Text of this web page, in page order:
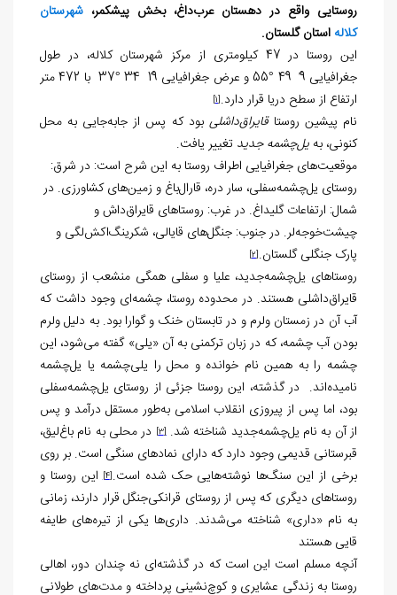
روستایی واقع در دهستان عرب‌داغ، بخش پیشکمر، شهرستان
کلاله استان گلستان.
این روستا در 47 کیلومتری از مرکز شهرستان کلاله، در طول
جغرافیایی 9ً 49َ
°
55 و عرض جغرافیایی 19ً 34َ °37 با 472 متر
ارتفاع از سطح دریا قرار دارد.[1]
نام پیشین روستاقایراق‌داشلی بود که پس از جابه‌جایی به محل
کنونی، به یل‌چشمه جدید تغییر یافت.
موقعیت‌های جغرافیایی اطراف روستا به این شرح است: در شرق:
روستای یل‌چشمه‌سفلی، سار دره، قارال‌باغ و زمین‌های کشاورزی. در
شمال: ارتفاعات گلیداغ. در غرب: روستاهای قایراق‌داش و
چیشت‌خوجه‌لر. در جنوب: جنگل‌های قایالی، شکرینگ‌اکش‌لگی و
پارک جنگلی گلستان.[2]
روستاهای یل‌چشمه‌جدید، علیا و سفلی همگی منشعب از روستای
قایراق‌داشلی هستند. در محدوده روستا، چشمه‌ای وجود داشت که
آب آن در زمستان ولرم و در تابستان خنک و گوارا بود. به دلیل ولرم
بودن آب چشمه، که در زبان ترکمنی به آن «یلی» گفته می‌شود، این
چشمه را به همین نام خوانده و محل را یلی‌چشمه یا یل‌چشمه
نامیده‌اند. در گذشته، این روستا جزئی از روستای یل‌چشمه‌سفلی
بود، اما پس از پیروزی انقلاب اسلامی به‌طور مستقل درآمد و پس
از آن به نام یل‌چشمه‌جدید شناخته شد.[3]
در محلی به نام باغ‌لیق،
قبرستانی قدیمی وجود دارد که دارای نمادهای سنگی است. بر روی
برخی از این سنگ‌ها نوشته‌هایی حک شده است.[4]
این روستا و
روستاهای دیگری که پس از روستای قرانکی‌جنگل قرار دارند، زمانی
به نام «داری» شناخته می‌شدند. داری‌ها یکی از تیره‌های طایفه
قایی هستند
آنچه مسلم است این است که در گذشته‌ای نه چندان دور، اهالی
روستا به زندگی عشایری و کوچ‌نشینی پرداخته و مدت‌های طولانی